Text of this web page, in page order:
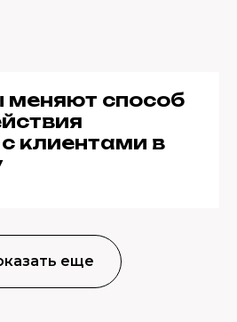
меняют способ
клиентами в
еще